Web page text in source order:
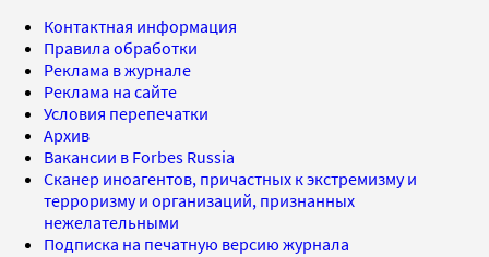
Контактная информация
Правила обработки
Реклама в журнале
Реклама на сайте
Условия перепечатки
Архив
Вакансии в Forbes Russia
Сканер иноагентов, причастных к экстремизму и
терроризму и организаций, признанных
нежелательными
Подписка на печатную версию журнала